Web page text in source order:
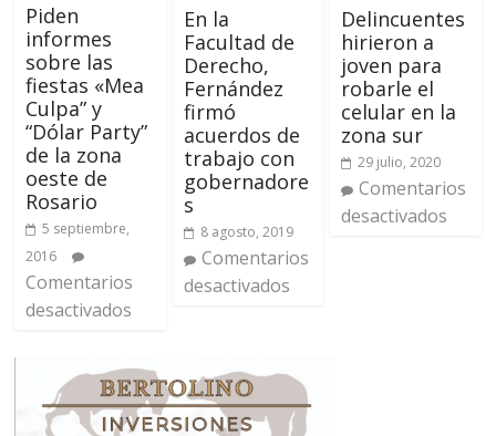
Piden
informes
sobre las
fiestas «Mea
Culpa” y
“Dólar Party”
de la zona
oeste de
Rosario
5 septiembre,
2016
Comentarios
desactivados
En la
Facultad de
Derecho,
Fernández
firmó
acuerdos de
trabajo con
gobernadore
s
8 agosto, 2019
Comentarios
desactivados
Delincuentes
hirieron a
joven para
robarle el
celular en la
zona sur
29 julio, 2020
Comentarios
desactivados